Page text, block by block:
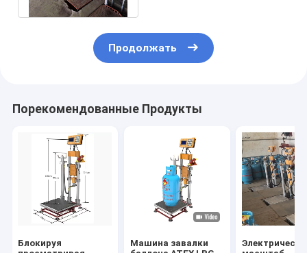
Продолжать
Порекомендованные Продукты
Блокируя
Машина завалки